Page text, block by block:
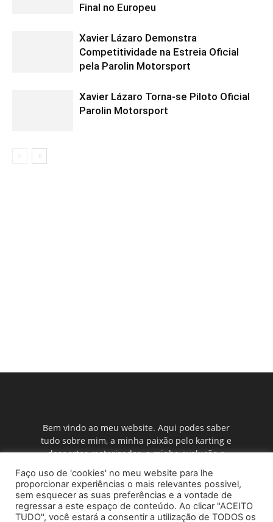
Final no Europeu
Xavier Lázaro Demonstra
Competitividade na Estreia Oficial
pela Parolin Motorsport
Xavier Lázaro Torna-se Piloto Oficial
Parolin Motorsport
Bem vindo ao meu website. Aqui podes saber
tudo sobre mim, a minha paixão pelo karting e
desportos motorizados, a minha evolução e
corridas que faço, o calendário, resultados, etc.
Também podes ver as minhas fotos e vídeos e
conhecer os meus patrocinadores.
Faço uso de 'cookies' no meu website para lhe
proporcionar experiências o mais relevantes possivel,
sem esquecer as suas preferências e a vontade de
regressar a este espaço de conteúdo. Ao clicar "ACEITO
TUDO", você estará a consentir a utilização de TODOS os